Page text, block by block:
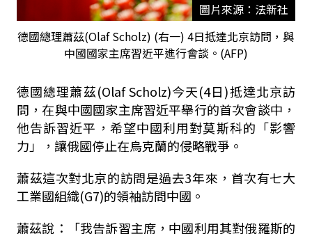
圖片來源：法新社
德國總理蕭茲(Olaf Scholz) (右一) 4日抵達北京訪問，與
中國國家主席習近平進行會談。(AFP)
德國總理蕭茲(Olaf Scholz)今天(4日)抵達北京訪
問，在與中國國家主席習近平舉行的首次會談中，
他告訴習近平，希望中國利用對莫斯科的「影響
力」，讓俄國停止在烏克蘭的侵略戰爭。
蕭茲這次對北京的訪問是過去3年來，首次有七大
工業國組織(G7)的領袖訪問中國。
蕭茲說：「我告訴習主席，中國利用其對俄羅斯的